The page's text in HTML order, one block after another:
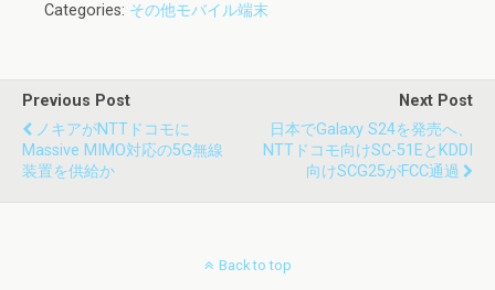
Categories: その他モバイル端末
Previous Post
ノキアがNTTドコモに
Massive MIMO対応の5G無線
装置を供給か
Next Post
日本でGalaxy S24を発売へ、
NTTドコモ向けSC-51EとKDDI
向けSCG25がFCC通過
Back to top